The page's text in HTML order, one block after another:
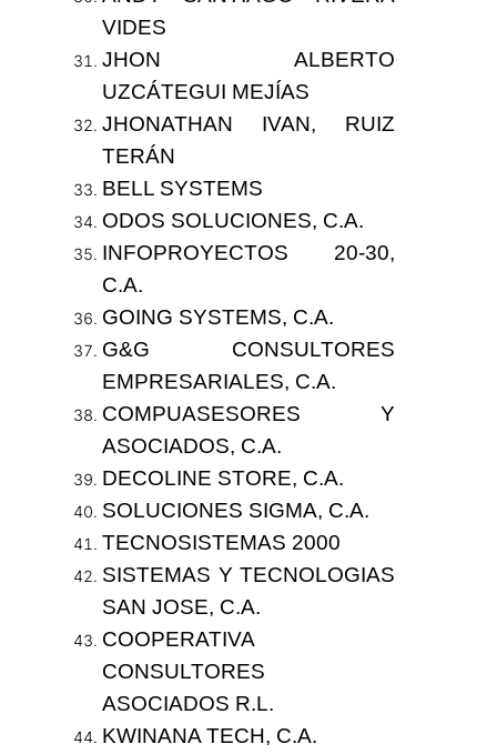
VIDES
JHON ALBERTO
UZCÁTEGUI MEJÍAS
JHONATHAN IVAN, RUIZ
TERÁN
BELL SYSTEMS
ODOS SOLUCIONES, C.A.
INFOPROYECTOS 20-30,
C.A.
GOING SYSTEMS, C.A.
G&G CONSULTORES
EMPRESARIALES, C.A.
COMPUASESORES Y
ASOCIADOS, C.A.
DECOLINE STORE, C.A.
SOLUCIONES SIGMA, C.A.
TECNOSISTEMAS 2000
SISTEMAS Y TECNOLOGIAS
SAN JOSE, C.A.
COOPERATIVA
CONSULTORES
ASOCIADOS R.L.
KWINANA TECH, C.A.